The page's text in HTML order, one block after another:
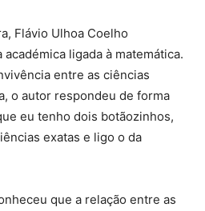
Flávio Ulhoa Coelho
ligada à matemática.
entre as ciências
o autor respondeu de forma
eu tenho dois botãozinhos,
exatas e ligo o da
que a relação entre as